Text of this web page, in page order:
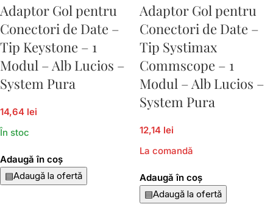
Adaptor Gol pentru
Conectori de Date –
Tip Keystone – 1
Modul – Alb Lucios –
System Pura
14,64 lei
În stoc
Adaugă în coș
▤Adaugă la ofertă
Adaptor Gol pentru
Conectori de Date –
Tip Systimax
Commscope – 1
Modul – Alb Lucios –
System Pura
12,14 lei
La comandă
Adaugă în coș
▤Adaugă la ofertă